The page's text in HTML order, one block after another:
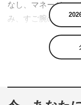
なし、マネージャ
み、すご腕のミュ
矢沢が70歳で発表